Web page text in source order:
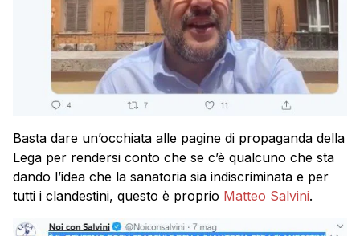
Basta dare un’occhiata alle pagine di propaganda della
Lega per rendersi conto che se c’è qualcuno che sta
dando l’idea che la sanatoria sia indiscriminata e per
tutti i clandestini, questo è proprio Matteo Salvini.